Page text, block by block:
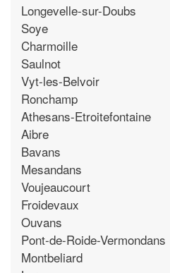
Longevelle-sur-Doubs
Soye
Charmoille
Saulnot
Vyt-les-Belvoir
Ronchamp
Athesans-Etroitefontaine
Aibre
Bavans
Mesandans
Voujeaucourt
Froidevaux
Ouvans
Pont-de-Roide-Vermondans
Montbeliard